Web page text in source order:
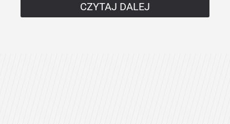
CZYTAJ DALEJ